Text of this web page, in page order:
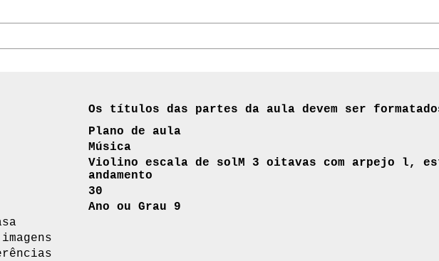
Os títulos das partes da aula devem ser
Plano de aula
Música
Violino escala de solM 3 oitavas com arpejo l,
andamento
30
Ano ou Grau 9